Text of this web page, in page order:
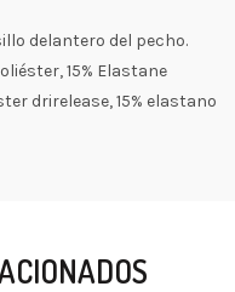
delantero del pecho.
15% Elastane
drirelease, 15% elastano